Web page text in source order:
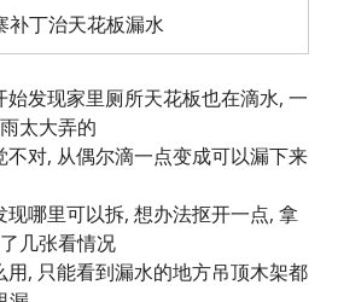
补丁治天花板漏水
发现家里厕所天花板也在滴水, 一
太大弄的
对, 从偶尔滴一点变成可以漏下来
哪里可以拆, 想办法抠开一点, 拿
几张看情况
, 只能看到漏水的地方吊顶木架都